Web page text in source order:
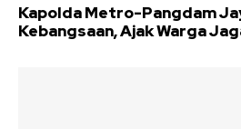
Kapolda Metro-Pangdam
Kebangsaan, Ajak Warga